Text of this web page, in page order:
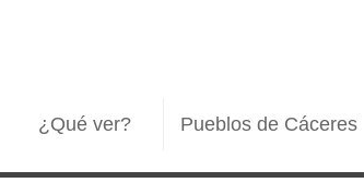
¿Qué ver? Pueblos de Cáceres